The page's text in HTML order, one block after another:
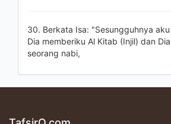
30. Berkata Isa: "Sesungguhnya
Dia memberiku Al Kitab (Injil) dan
seorang nabi,